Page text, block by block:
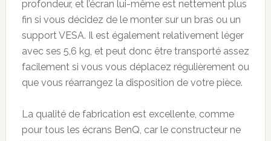
profondeur, et l’écran lui-même est nettement plus
fin si vous décidez de le monter sur un bras ou un
support VESA. Il est également relativement léger
avec ses 5,6 kg, et peut donc être transporté assez
facilement si vous vous déplacez régulièrement ou
que vous réarrangez la disposition de votre pièce.
La qualité de fabrication est excellente, comme
pour tous les écrans BenQ, car le constructeur ne